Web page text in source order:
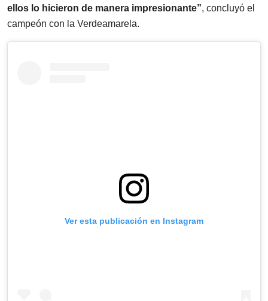
ellos lo hicieron de manera impresionante”, concluyó el
campeón con la Verdeamarela.
Ver esta publicación en Instagram